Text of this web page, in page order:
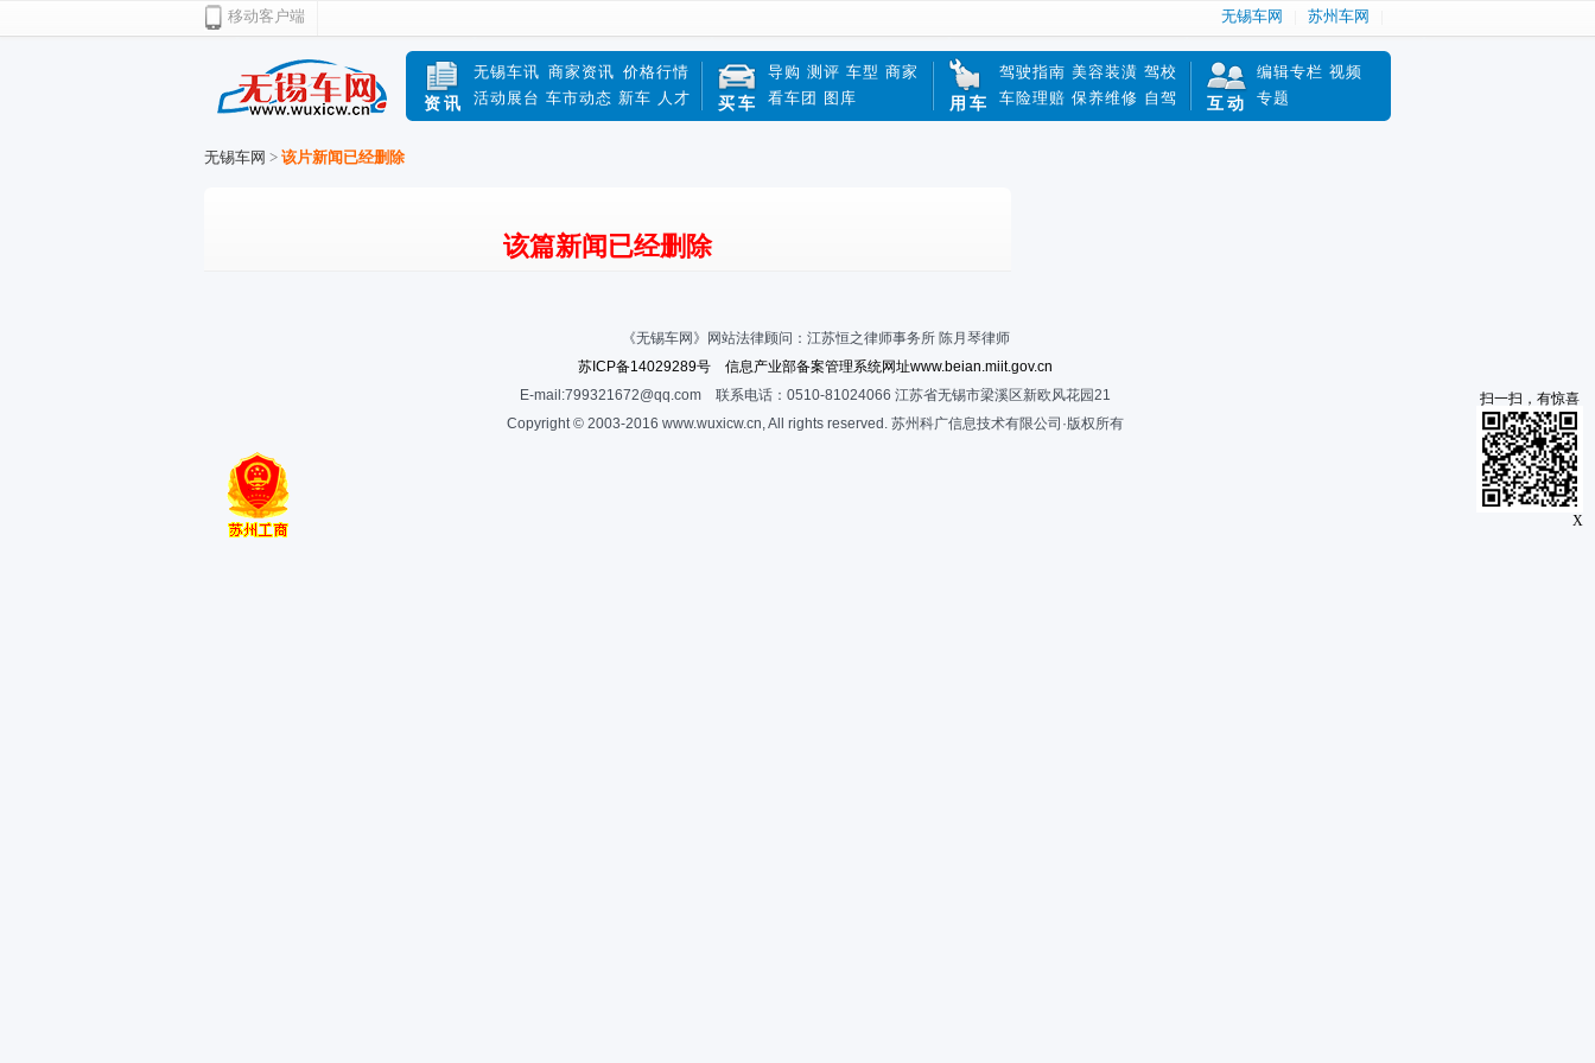
移动客户端 无锡车网 苏州车网
资讯
无锡车讯 商家资讯 价格行情
活动展台 车市动态 新车 人才 买车
导购 测评 车型 商家
看车团
图库 用车
驾驶指南 美容装潢 驾校
车险理赔 保养维修 自驾 互动
编辑专栏 视频
专题
无锡车网 > 该片新闻已经删除
该篇新闻已经删除
《无锡车网》网站法律顾问：江苏恒之律师事务所 陈月琴律师
苏ICP备14029289号 信息产业部备案管理系统网址www.beian.miit.gov.cn
E-mail:799321672@qq.com 联系电话：0510-81024066 江苏省无锡市梁溪区新欧风花园21
Copyright © 2003-2016 www.wuxicw.cn, All rights reserved. 苏州科广信息技术有限公司·版权所有
扫一扫，有惊喜
X